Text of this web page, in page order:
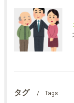
タグ Tags